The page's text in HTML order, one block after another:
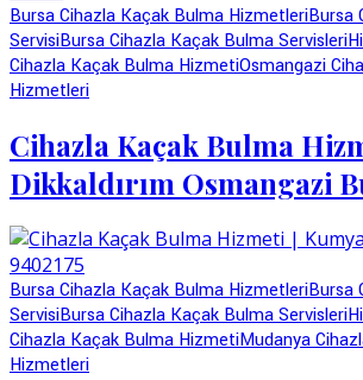
Bursa Cihazla Kaçak Bulma HizmetleriBursa
ServisiBursa Cihazla Kaçak Bulma Servisleri
Cihazla Kaçak Bulma HizmetiOsmangazi
Hizmetleri
Cihazla Kaçak Bulma
Dikkaldırım Osmangazi
Bursa Cihazla Kaçak Bulma HizmetleriBursa
ServisiBursa Cihazla Kaçak Bulma Servisleri
Cihazla Kaçak Bulma HizmetiMudanya
Hizmetleri